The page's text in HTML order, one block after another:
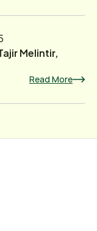
Melintir,
Read More